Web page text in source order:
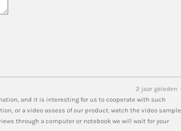
2 jaar geleden
and it is interesting for us to cooperate with such
or a video assess of our product. watch the video sample
through a computer or notebook we will wait for your